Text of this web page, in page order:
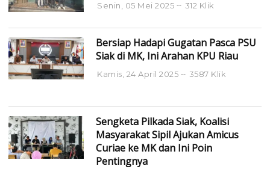
Senin, 05 Mei 2025 312 Klik
Bersiap Hadapi Gugatan Pasca PSU
Siak di MK, Ini Arahan KPU Riau
Kamis, 24 April 2025 3587 Klik
Sengketa Pilkada Siak, Koalisi
Masyarakat Sipil Ajukan Amicus
Curiae ke MK dan Ini Poin
Pentingnya